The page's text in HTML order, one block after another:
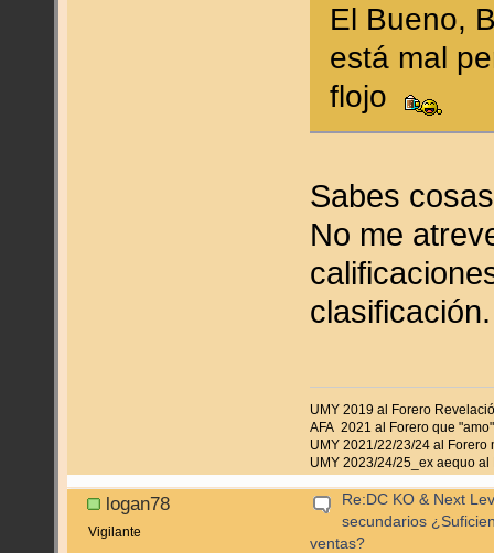
El Bueno,
está mal
flojo
Sabes
No me
clasificación.
UMY 2019 al Forero
AFA 2021 al Forero que
UMY 2021/22/23/24 al Forero
UMY 2023/24/25_ex aequo al
logan78
Vigilante
Re:DC KO & Next
secundarios
ventas?